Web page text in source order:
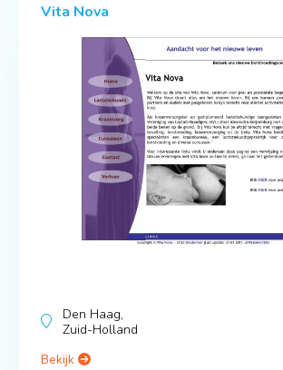
Vita Nova
Den Haag,
Zuid-Holland
Bekijk